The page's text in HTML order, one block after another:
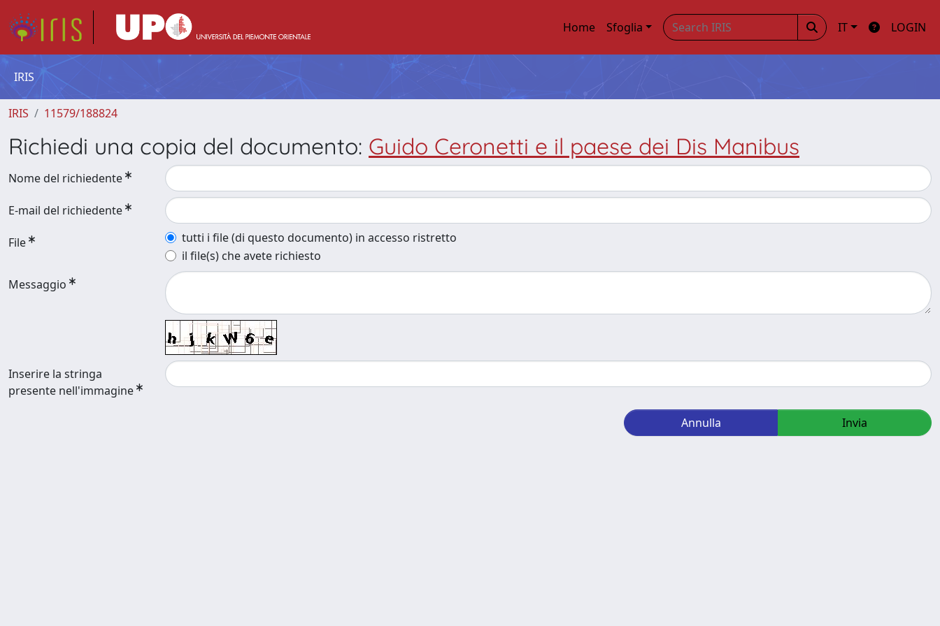
Home Sfoglia IT LOGIN
IRIS
IRIS 11579/188824
Richiedi una copia del documento: Guido Ceronetti e il paese dei Dis Manibus
Nome del richiedente
E-mail del richiedente
File
tutti i file (di questo documento) in accesso ristretto
il file(s) che avete richiesto
Messaggio
Inserire la stringa
presente nell'immagine
Annulla Invia